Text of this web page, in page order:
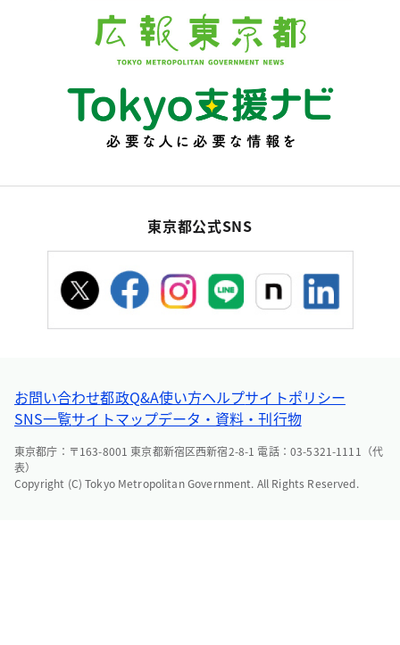
東京都公式SNS
お問い合わせ都政Q&A使い方ヘルプサイトポリシー
SNS一覧サイトマップデータ・資料・刊行物
東京都庁：〒163-8001 東京都新宿区西新宿2-8-1 電話：03-5321-1111（代
表）
Copyright (C) Tokyo Metropolitan Government. All Rights Reserved.